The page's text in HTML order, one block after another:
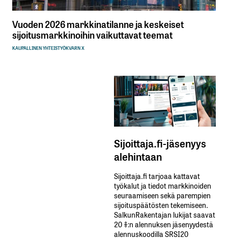
Vuoden 2026 markkinatilanne ja keskeiset
sijoitusmarkkinoihin vaikuttavat teemat
KAUPALLINEN YHTEISTYÖKVARN X
Sijoittaja.fi-jäsenyys
alehintaan
Sijoittaja.fi tarjoaa kattavat
työkalut ja tiedot markkinoiden
seuraamiseen sekä parempien
sijoituspäätösten tekemiseen.
SalkunRakentajan lukijat saavat
20 %:n alennuksen jäsenyydestä
alennuskoodilla SRSI20